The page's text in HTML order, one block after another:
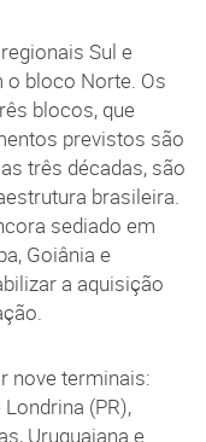
Sul e
o bloco Norte. Os
blocos, que
previstos são
três décadas, são
brasileira.
sediado em
Goiânia e
a aquisição
nove terminais:
(PR),
Uruguaiana e